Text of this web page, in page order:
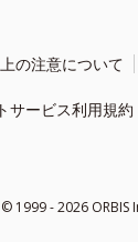
の注意について
サービス利用規約
© 1999 - 2026 ORBIS